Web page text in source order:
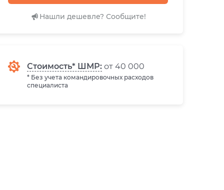
Нашли дешевле? Сообщите!
Стоимость* ШМР: от 40 000
* Без учета командировочных расходов
специалиста